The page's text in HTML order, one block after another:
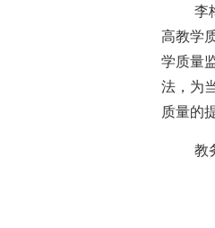
李
高教学
学质量
法，为
质量的
教